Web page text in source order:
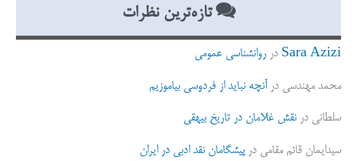
تازه‌ترین نظرات
Sara Azizi در روانشناسی عمومی
محمد مهندسی در آنچه نباید از فردوسی بیاموزیم
سلطانی در نقش غلامان در تاریخ بیهقی
سیدایمان قائم مقامی در پیشگامان نقد ادبی در ایران